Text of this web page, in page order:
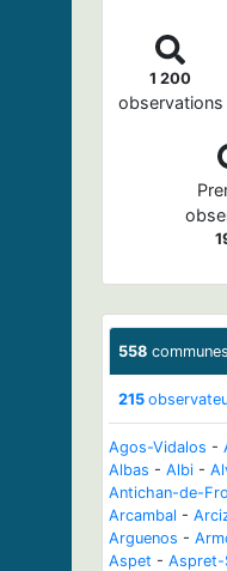
1 200
observations
558 communes
215
Agos-Vidalos -
Albas - Albi -
Antichan-de-
Arcambal -
Arguenos -
Aspet - Aspret-